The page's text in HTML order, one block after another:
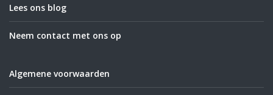
Lees ons blog
Neem contact met ons op
Algemene voorwaarden